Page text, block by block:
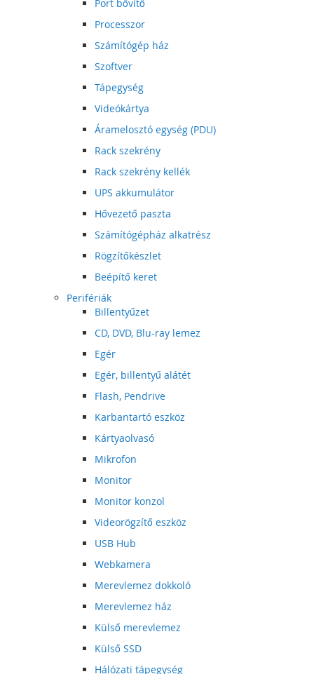
Port bővítő
Processzor
Számítógép ház
Szoftver
Tápegység
Videókártya
Áramelosztó egység (PDU)
Rack szekrény
Rack szekrény kellék
UPS akkumulátor
Hővezető paszta
Számítógépház alkatrész
Rögzítőkészlet
Beépítő keret
Perifériák
Billentyűzet
CD, DVD, Blu-ray lemez
Egér
Egér, billentyű alátét
Flash, Pendrive
Karbantartó eszköz
Kártyaolvasó
Mikrofon
Monitor
Monitor konzol
Videorögzítő eszköz
USB Hub
Webkamera
Merevlemez dokkoló
Merevlemez ház
Külső merevlemez
Külső SSD
Hálózati tápegység